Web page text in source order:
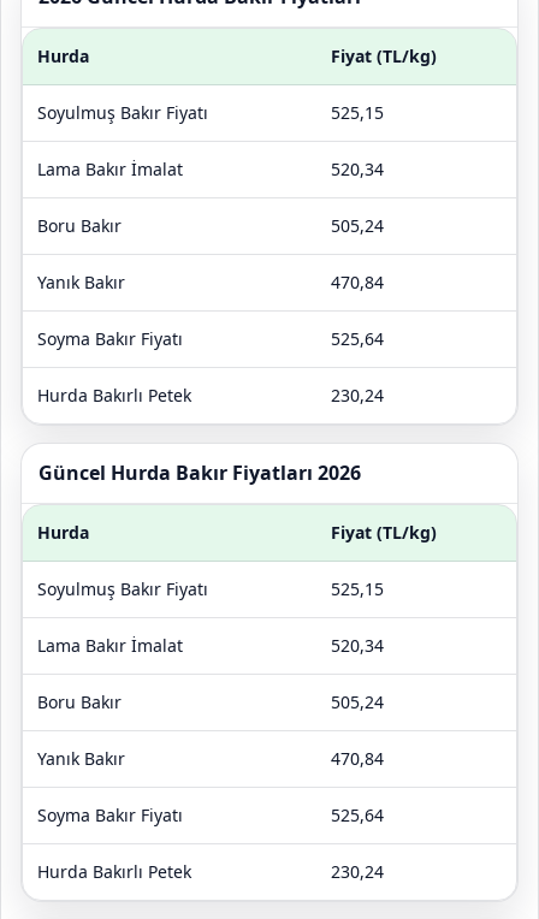
Hurda Fiyat (TL/kg)
Soyulmuş Bakır Fiyatı 525,15
Lama Bakır İmalat 520,34
Boru Bakır 505,24
Yanık Bakır 470,84
Soyma Bakır Fiyatı 525,64
Hurda Bakırlı Petek 230,24
Güncel Hurda Bakır Fiyatları 2026
Hurda Fiyat (TL/kg)
Soyulmuş Bakır Fiyatı 525,15
Lama Bakır İmalat 520,34
Boru Bakır 505,24
Yanık Bakır 470,84
Soyma Bakır Fiyatı 525,64
Hurda Bakırlı Petek 230,24